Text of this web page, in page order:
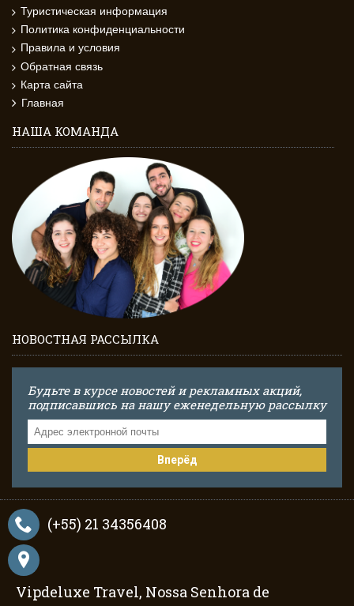
Туристическая информация
Политика конфиденциальности
Правила и условия
Обратная связь
Карта сайта
Главная
НАША КОМАНДА
НОВОСТНАЯ РАССЫЛКА
Будьте в курсе новостей и рекламных акций,
подписавшись на нашу еженедельную рассылку
Вперёд
(+55) 21 34356408
Vipdeluxe Travel, Nossa Senhora de